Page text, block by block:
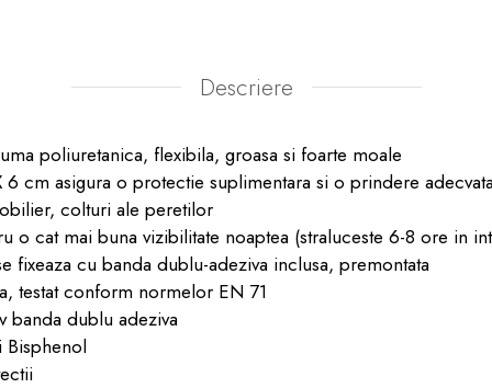
Descriere
poliuretanica, flexibila, groasa si foarte moale
6 cm asigura o protectie suplimentara si o prindere adecvata
colturi ale peretilor
o cat mai buna vizibilitate noaptea (straluceste 6-8 ore in
fixeaza cu banda dublu-adeziva inclusa, premontata
testat conform normelor EN 71
banda dublu adeziva
Bisphenol